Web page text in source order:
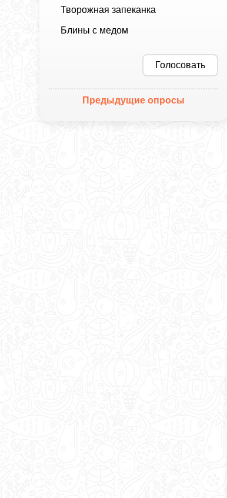
Творожная запеканка
Блины с медом
Голосовать
Предыдущие опросы